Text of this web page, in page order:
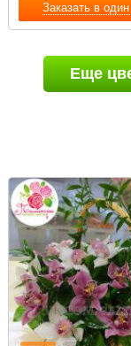
Заказать в
Еще